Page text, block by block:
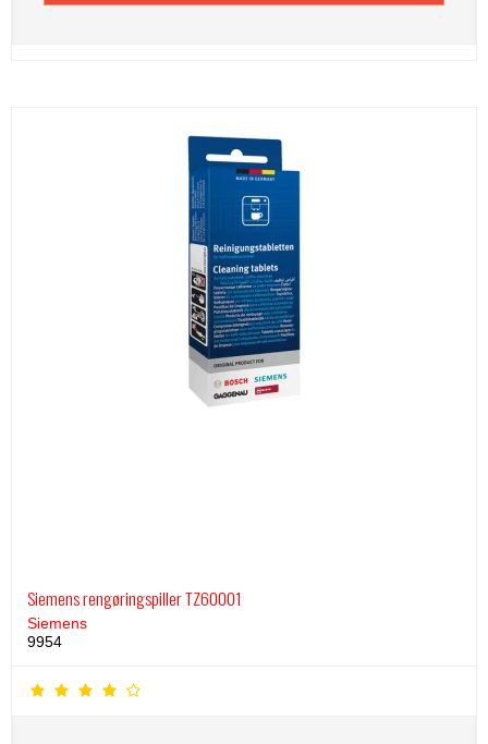
Siemens rengøringspiller TZ60001
Siemens
9954